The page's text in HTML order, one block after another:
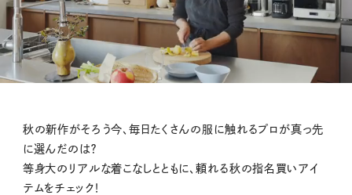
M
e
秋の新作がそろう今、毎日たくさんの服に触れるプロが真っ先
に選んだのは？
等身大のリアルな着こなしとともに、頼れる秋の指名買いアイ
テムをチェック！